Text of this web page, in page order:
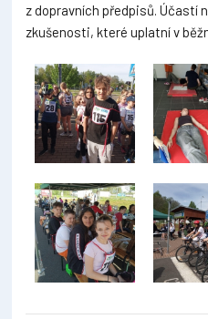
z dopravních předpisů. Účastí
zkušenosti, které uplatní v